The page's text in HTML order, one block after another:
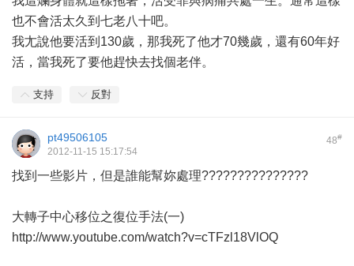
也不會活太久到七老八十吧。
我尢說他要活到130歲，那我死了他才70幾歲，還有60年好
活，當我死了要他趕快去找個老伴。
支持 反對
48#
pt49506105
2012-11-15 15:17:54
找到一些影片，但是誰能幫妳處理???????????????
大轉子中心移位之復位手法(一)
http://www.youtube.com/watch?v=cTFzl18VlOQ